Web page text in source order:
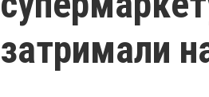
затримали